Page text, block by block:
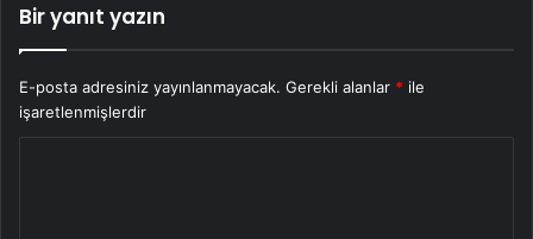
Bir yanıt yazın
E-posta adresiniz yayınlanmayacak. Gerekli alanlar * ile
işaretlenmişlerdir